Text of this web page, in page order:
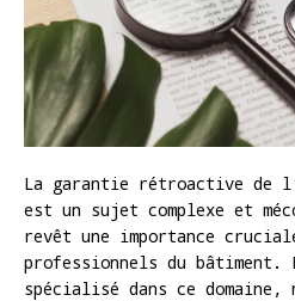
La garantie rétroactive de
est un sujet complexe et
revêt une importance
professionnels du bâtiment.
spécialisé dans ce domaine,